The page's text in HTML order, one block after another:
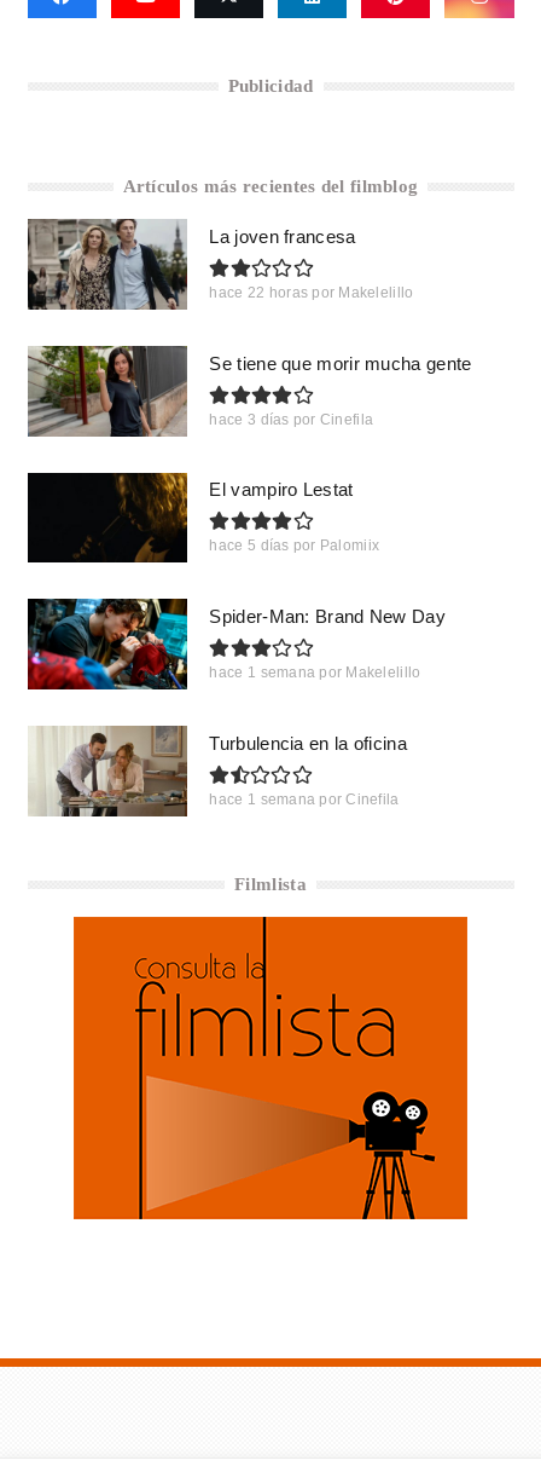
Publicidad
Artículos más recientes del filmblog
La joven francesa
hace 22 horas por Makelelillo
Se tiene que morir mucha gente
hace 3 días por Cinefila
El vampiro Lestat
hace 5 días por Palomiix
Spider-Man: Brand New Day
hace 1 semana por Makelelillo
Turbulencia en la oficina
hace 1 semana por Cinefila
Filmlista